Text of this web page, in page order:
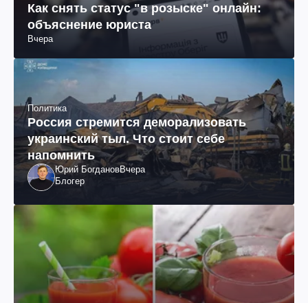
Как снять статус "в розыске" онлайн:
объяснение юриста
Вчера
Политика
Россия стремится деморализовать
украинский тыл. Что стоит себе
напомнить
Юрий БогдановВчера
Блогер